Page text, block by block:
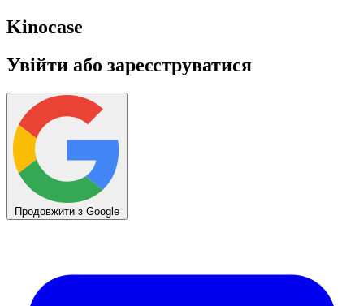
Kinocase
Увійти або зареєструватися
Продовжити з Google